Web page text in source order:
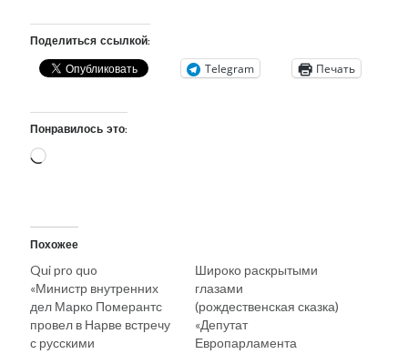
Поделиться ссылкой:
Telegram Печать
Понравилось это:
Загрузка…
Похожее
Qui pro quo
«Министр внутренних
дел Марко Померантс
провел в Нарве встречу
с русскими
Широко раскрытыми
глазами
(рождественская сказка)
«Депутат
Европарламента